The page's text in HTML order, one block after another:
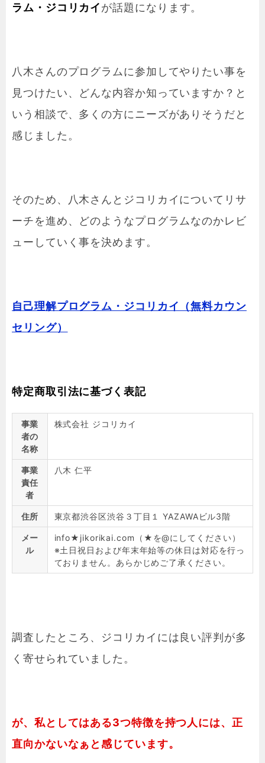
ラム・ジコリカイが話題になります。
八木さんのプログラムに参加してやりたい事を
見つけたい、どんな内容か知っていますか？と
いう相談で、多くの方にニーズがありそうだと
感じました。
そのため、八木さんとジコリカイについてリサ
ーチを進め、どのようなプログラムなのかレビ
ューしていく事を決めます。
自己理解プログラム・ジコリカイ（無料カウン
セリング）
特定商取引法に基づく表記
事業
者の
名称
株式会社 ジコリカイ
事業
責任
者
八木 仁平
住所 東京都渋谷区渋谷３丁目１ YAZAWAビル3階
メー
ル
info★jikorikai.com（★を@にしてください）
※土日祝日および年末年始等の休日は対応を行っ
ておりません。あらかじめご了承ください。
調査したところ、ジコリカイには良い評判が多
く寄せられていました。
が、私としてはある3つ特徴を持つ人には、正
直向かないなぁと感じています。